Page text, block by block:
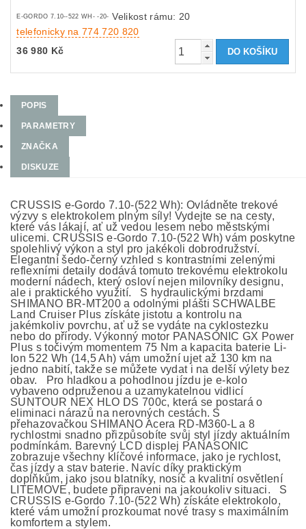
E-GORDO 7.10--522 WH- -20- Velikost rámu: 20
telefonicky na 774 720 820
36 980 Kč
POPIS
PARAMETRY
ZNAČKA
DISKUZE
CRUSSIS e-Gordo 7.10-(522 Wh): Ovládněte trekové
výzvy s elektrokolem plným síly! Vydejte se na cesty,
které vás lákají, ať už vedou lesem nebo městskými
ulicemi. CRUSSIS e-Gordo 7.10-(522 Wh) vám poskytne
spolehlivý výkon a styl pro jakékoli dobrodružství.
Elegantní šedo-černý vzhled s kontrastními zelenými
reflexními detaily dodává tomuto trekovému elektrokolu
moderní nádech, který osloví nejen milovníky designu,
ale i praktického využití. S hydraulickými brzdami
SHIMANO BR-MT200 a odolnými plášti SCHWALBE
Land Cruiser Plus získáte jistotu a kontrolu na
jakémkoliv povrchu, ať už se vydáte na cyklostezku
nebo do přírody. Výkonný motor PANASONIC GX Power
Plus s točivým momentem 75 Nm a kapacita baterie Li-
Ion 522 Wh (14,5 Ah) vám umožní ujet až 130 km na
jedno nabití, takže se můžete vydat i na delší výlety bez
obav. Pro hladkou a pohodlnou jízdu je e-kolo
vybaveno odpruženou a uzamykatelnou vidlicí
SUNTOUR NEX HLO DS 700c, která se postará o
eliminaci nárazů na nerovných cestách. S
přehazovačkou SHIMANO Acera RD-M360-L a 8
rychlostmi snadno přizpůsobíte svůj styl jízdy aktuálním
podmínkám. Barevný LCD displej PANASONIC
zobrazuje všechny klíčové informace, jako je rychlost,
čas jízdy a stav baterie. Navíc díky praktickým
doplňkům, jako jsou blatníky, nosič a kvalitní osvětlení
LITEMOVE, budete připraveni na jakoukoliv situaci. S
CRUSSIS e-Gordo 7.10-(522 Wh) získáte elektrokolo,
které vám umožní prozkoumat nové trasy s maximálním
komfortem a stylem.